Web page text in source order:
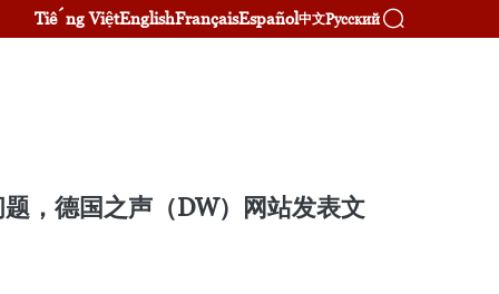
Tiếng ViệtEnglishFrançaisEspañol中文Русский
，德国之声（DW）网站发表文